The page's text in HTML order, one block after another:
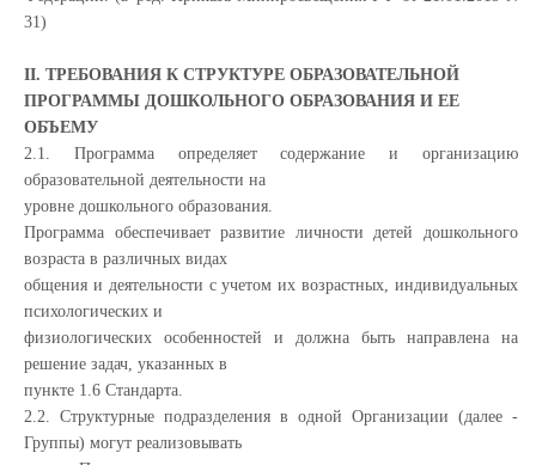
31)
II. ТРЕБОВАНИЯ К СТРУКТУРЕ ОБРАЗОВАТЕЛЬНОЙ
ПРОГРАММЫ ДОШКОЛЬНОГО ОБРАЗОВАНИЯ И ЕЕ
ОБЪЕМУ
2.1. Программа определяет содержание и организацию
образовательной деятельности на
уровне дошкольного образования.
Программа обеспечивает развитие личности детей дошкольного
возраста в различных видах
общения и деятельности с учетом их возрастных, индивидуальных
психологических и
физиологических особенностей и должна быть направлена на
решение задач, указанных в
пункте 1.6 Стандарта.
2.2. Структурные подразделения в одной Организации (далее -
Группы) могут реализовывать